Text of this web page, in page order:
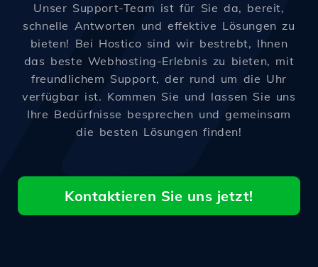
Unser Support-Team ist für Sie da, bereit,
schnelle Antworten und effektive Lösungen zu
bieten! Bei Hostico sind wir bestrebt, Ihnen
das beste Webhosting-Erlebnis zu bieten, mit
freundlichem Support, der rund um die Uhr
verfügbar ist. Kommen Sie und lassen Sie uns
Ihre Bedürfnisse besprechen und gemeinsam
die besten Lösungen finden!
Kontaktieren Sie uns jetzt!